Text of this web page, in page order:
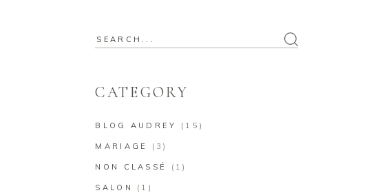
Search
CATEGORY
BLOG AUDREY (15)
MARIAGE (3)
NON CLASSÉ (1)
SALON (1)